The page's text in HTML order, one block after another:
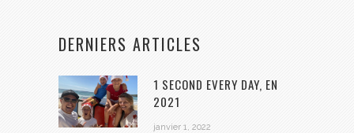
DERNIERS ARTICLES
1 SECOND EVERY DAY, EN
2021
janvier 1, 2022